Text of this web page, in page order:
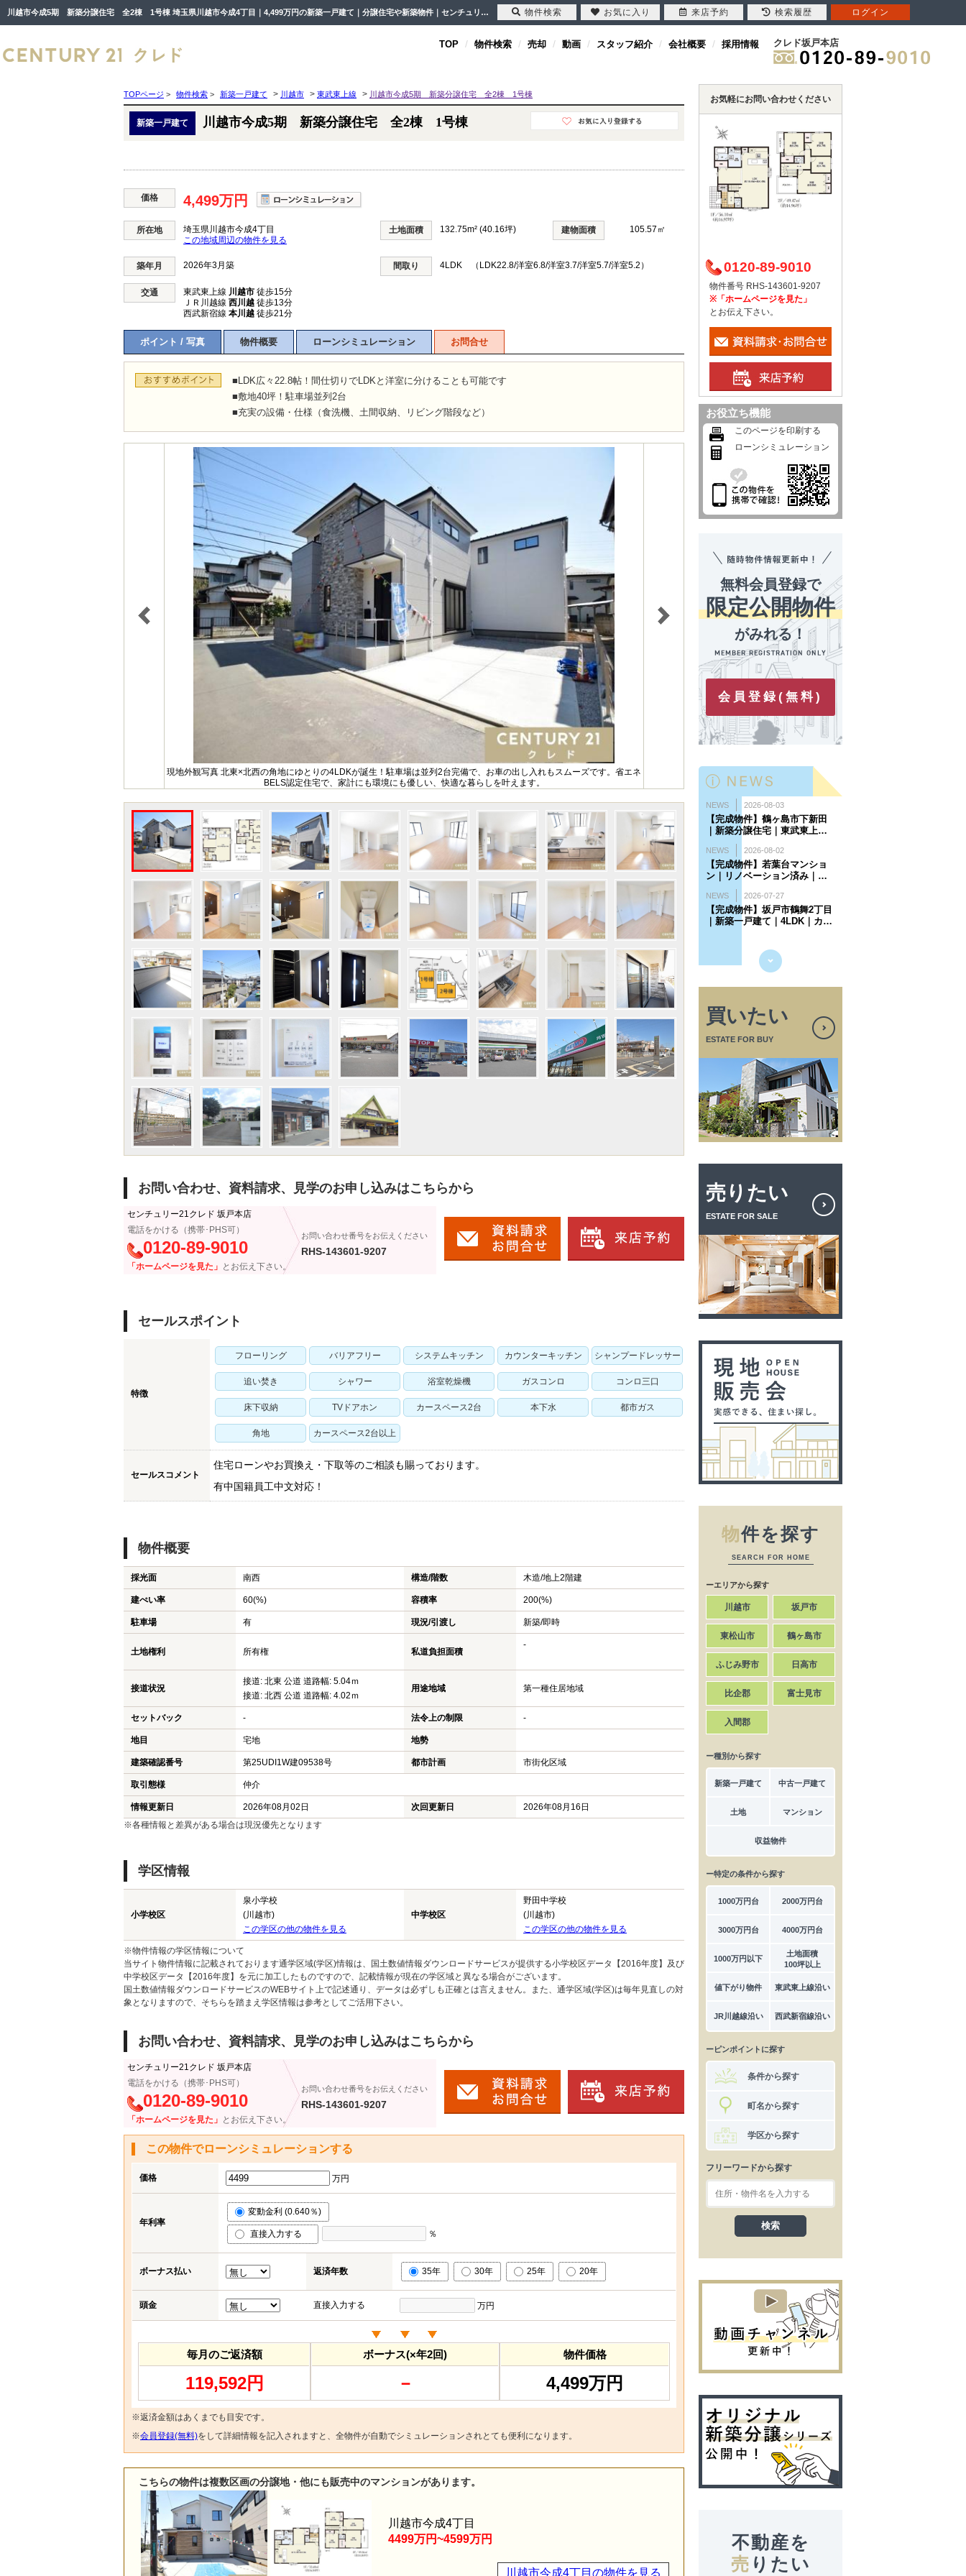
川越市今成5期 新築分譲住宅 全2棟 1号棟 埼玉県川越市今成4丁目｜4,499万円の新築一戸建て｜分譲住宅や新築物件｜センチュリー21クレド
TOP 物件検索 売却 動画 スタッフ紹介 会社概要 採用情報 クレド坂戸本店
TOPページ > 物件検索 > 新築一戸建て > 川越市 > 東武東上線 > 川越市今成5期 新築分譲住宅 全2棟 1号棟
新築一戸建て 川越市今成5期 新築分譲住宅 全2棟 1号棟
価格 4,499万円
所在地
埼玉県川越市今成4丁目
この地域周辺の物件を見る
土地面積 132.75m² (40.16坪) 建物面積 105.57㎡
築年月 2026年3月築 間取り 4LDK （LDK22.8/洋室6.8/洋室3.7/洋室5.7/洋室5.2）
交通 東武東上線 川越市 徒歩15分
ＪＲ川越線 西川越 徒歩13分
西武新宿線 本川越 徒歩21分
ポイント / 写真 物件概要 ローンシミュレーション お問合せ
■LDK広々22.8帖！間仕切りでLDKと洋室に分けることも可能です
■敷地40坪！駐車場並列2台
■充実の設備・仕様（食洗機、土間収納、リビング階段など）
現地外観写真 北東×北西の角地にゆとりの4LDKが誕生！駐車場は並列2台完備で、お車の出し入れもスムーズです。省エネ
BELS認定住宅で、家計にも環境にも優しい、快適な暮らしを叶えます。
お問い合わせ、資料請求、見学のお申し込みはこちらから
センチュリー21クレド 坂戸本店
電話をかける（携帯･PHS可）
0120-89-9010
「ホームページを見た」 とお伝え下さい。
お問い合わせ番号をお伝えください
RHS-143601-9207
セールスポイント
特徴
フローリング バリアフリー システムキッチン カウンターキッチン シャンプードレッサー
追い焚き シャワー 浴室乾燥機 ガスコンロ コンロ三口
床下収納 TVドアホン カースペース2台 本下水 都市ガス
角地 カースペース2台以上
セールスコメント
住宅ローンやお買換え・下取等のご相談も賜っております。
有中国籍員工中文対応！
物件概要
採光面 南西 構造/階数 木造/地上2階建
建ぺい率 60(%) 容積率 200(%)
駐車場 有 現況/引渡し 新築/即時
土地権利 所有権 私道負担面積
-
接道状況
接道: 北東 公道 道路幅: 5.04ｍ
接道: 北西 公道 道路幅: 4.02ｍ
用途地域 第一種住居地域
セットバック - 法令上の制限 -
地目 宅地 地勢
建築確認番号 第25UDI1W建09538号 都市計画 市街化区域
取引態様 仲介
情報更新日 2026年08月02日 次回更新日
2026年08月16日
※各種情報と差異がある場合は現況優先となります
学区情報
小学校区
泉小学校
(川越市)
この学区の他の物件を見る
中学校区
野田中学校
(川越市)
この学区の他の物件を見る
※物件情報の学区情報について
当サイト物件情報に記載されております通学区域(学区)情報は、国土数値情報ダウンロードサービスが提供する小学校区データ【2016年度】及び
中学校区データ【2016年度】を元に加工したものですので、記載情報が現在の学区域と異なる場合がございます。
国土数値情報ダウンロードサービスのWEBサイト上で記述通り、データは必ずしも正確とは言えません。また、通学区域(学区)は毎年見直しの対
象となりますので、そちらを踏まえ学区情報は参考としてご活用下さい。
お問い合わせ、資料請求、見学のお申し込みはこちらから
センチュリー21クレド 坂戸本店
電話をかける（携帯･PHS可）
0120-89-9010
「ホームページを見た」 とお伝え下さい。
お問い合わせ番号をお伝えください
RHS-143601-9207
この物件でローンシミュレーションする
価格 万円
年利率
変動金利 (0.640％)
直接入力する ％
ボーナス払い 返済年数 35年 30年 25年 20年
頭金 直接入力する 万円
毎月のご返済額
119,592円
ボーナス(×年2回)
－
物件価格
4,499万円
※返済金額はあくまでも目安です。
※会員登録(無料)をして詳細情報を記入されますと、全物件が自動でシミュレーションされとても便利になります。
こちらの物件は複数区画の分譲地・他にも販売中のマンションがあります。
川越市今成4丁目の物件を見る
川越市今成4丁目
4499万円~4599万円
お気軽にお問い合わせください
0120-89-9010
物件番号 RHS-143601-9207
※「ホームページを見た」
とお伝え下さい。
お役立ち機能
このページを印刷する
ローンシミュレーション
無料会員登録で
限定公開物件
がみれる！
会員登録(無料)
買いたい
ESTATE FOR BUY
売りたい
ESTATE FOR SALE
物件を探す
SEARCH FOR HOME
ーエリアから探す
川越市 坂戸市
東松山市 鶴ヶ島市
ふじみ野市 日高市
比企郡 富士見市
入間郡
ー種別から探す
新築一戸建て 中古一戸建て
土地 マンション
収益物件
ー特定の条件から探す
1000万円台 2000万円台
3000万円台 4000万円台
1000万円以下
土地面積
100坪以上
値下がり物件 東武東上線沿い
JR川越線沿い 西武新宿線沿い
ーピンポイントに探す
条件から探す
町名から探す
学区から探す
フリーワードから探す
不動産を
売 りたい
物件検索 お気に入り 来店予約 検索履歴 ログイン